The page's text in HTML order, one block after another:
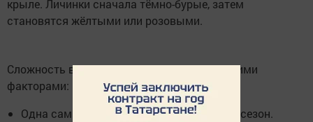
крыле. Личинки сначала тёмно-бурые, затем
становятся жёлтыми или розовыми.
Сложность в борьбе объясняется несколькими
факторами:
Одна самка откладывает до 1000 яиц за сезон.